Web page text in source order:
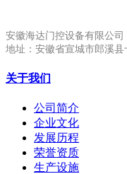
安徽海达门控设备有限公司
地址：安徽省宣城市郎溪
关于我们
公司简介
企业文化
发展历程
荣誉资质
生产设施